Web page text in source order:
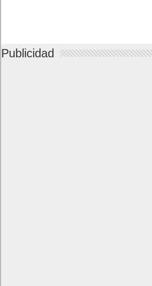
Publicidad